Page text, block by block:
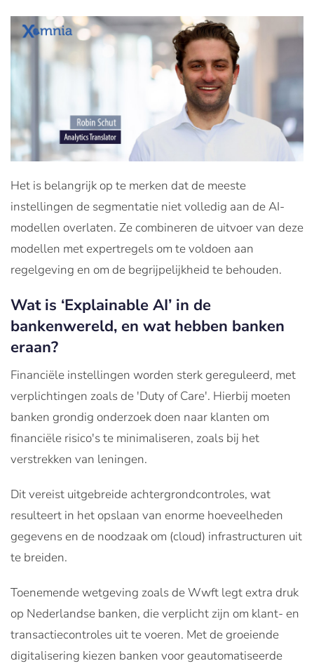
Het is belangrijk op te merken dat de meeste
instellingen de segmentatie niet volledig aan de AI-
modellen overlaten. Ze combineren de uitvoer van deze
modellen met expertregels om te voldoen aan
regelgeving en om de begrijpelijkheid te behouden.
Wat is ‘Explainable AI’ in de
bankenwereld, en wat hebben banken
eraan?
Financiële instellingen worden sterk gereguleerd, met
verplichtingen zoals de 'Duty of Care'. Hierbij moeten
banken grondig onderzoek doen naar klanten om
financiële risico's te minimaliseren, zoals bij het
verstrekken van leningen.
Dit vereist uitgebreide achtergrondcontroles, wat
resulteert in het opslaan van enorme hoeveelheden
gegevens en de noodzaak om (cloud) infrastructuren uit
te breiden.
Toenemende wetgeving zoals de Wwft legt extra druk
op Nederlandse banken, die verplicht zijn om klant- en
transactiecontroles uit te voeren. Met de groeiende
digitalisering kiezen banken voor geautomatiseerde